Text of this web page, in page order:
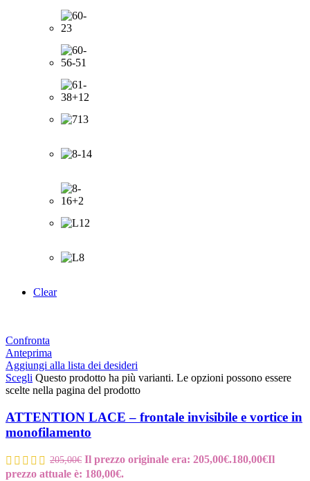
Clear
Confronta
Anteprima
Aggiungi alla lista dei desideri
Scegli Questo prodotto ha più varianti. Le opzioni possono essere
scelte nella pagina del prodotto
ATTENTION LACE – frontale invisibile e vortice in
monofilamento
205,00€ Il prezzo originale era: 205,00€.180,00€Il
prezzo attuale è: 180,00€.